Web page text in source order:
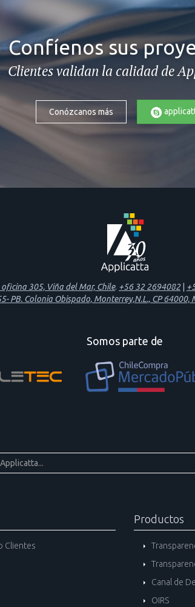
Confíenos sus
Clientes validan la calidad de
Conózcanos más
305, Viña del Mar, Chile. +56 32 2694082|
PB. Colonia Obispado, Monterrey,N.L., CP 64000,
Somos parte de
Clientes
Productos
Canal de
OIRS